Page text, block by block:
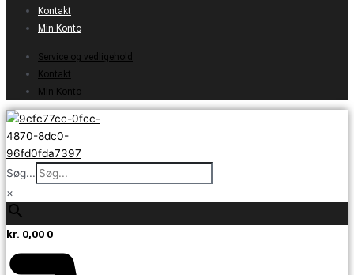
Kontakt
Min Konto
Service og vedligehold
Kontakt
Min Konto
Søg...
×
kr. 0,00 0